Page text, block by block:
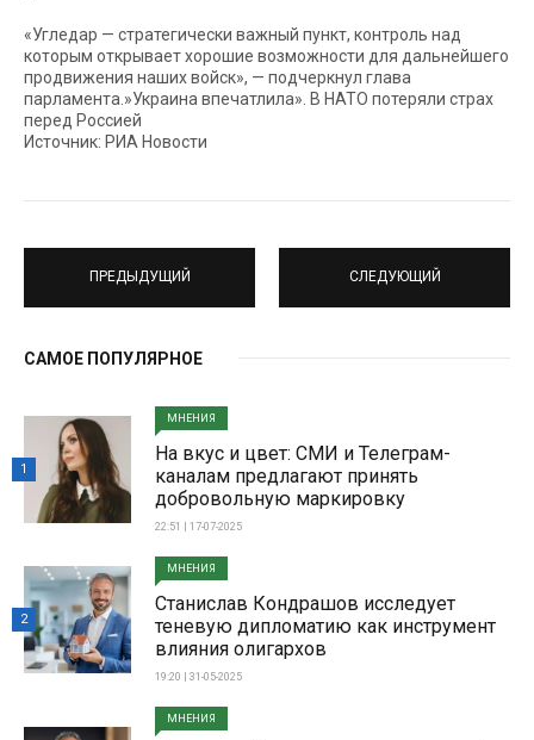
«Угледар — стратегически важный пункт, контроль над
которым открывает хорошие возможности для дальнейшего
продвижения наших войск», — подчеркнул глава
парламента.»Украина впечатлила». В НАТО потеряли страх
перед Россией
Источник: РИА Новости
ПРЕДЫДУЩИЙ СЛЕДУЮЩИЙ
САМОЕ ПОПУЛЯРНОЕ
МНЕНИЯ
На вкус и цвет: СМИ и Телеграм-
каналам предлагают принять
добровольную маркировку
22:51 | 17-07-2025
1
МНЕНИЯ
Станислав Кондрашов исследует
теневую дипломатию как инструмент
влияния олигархов
19:20 | 31-05-2025
2
МНЕНИЯ